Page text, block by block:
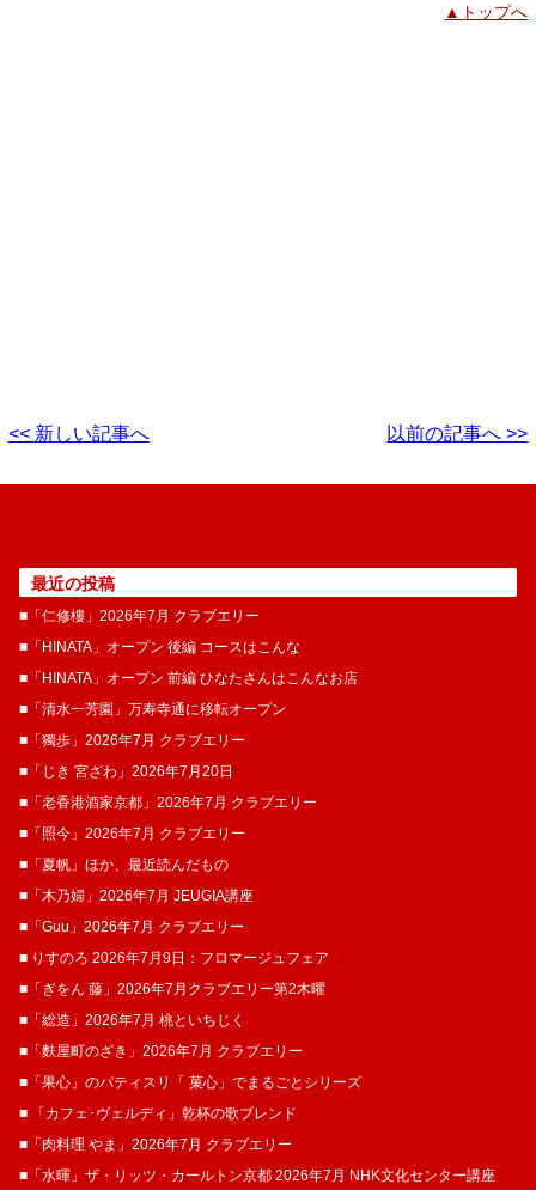
▲トップへ
<< 新しい記事へ 以前の記事へ >>
最近の投稿
■「仁修樓」2026年7月 クラブエリー
■「HINATA」オープン 後編 コースはこんな
■「HINATA」オープン 前編 ひなたさんはこんなお店
■「清水一芳園」万寿寺通に移転オープン
■「獨歩」2026年7月 クラブエリー
■「じき 宮ざわ」2026年7月20日
■「老香港酒家京都」2026年7月 クラブエリー
■「照今」2026年7月 クラブエリー
■「夏帆」ほか、最近読んだもの
■「木乃婦」2026年7月 JEUGIA講座
■「Guu」2026年7月 クラブエリー
■ りすのろ 2026年7月9日：フロマージュフェア
■「ぎをん 藤」2026年7月クラブエリー第2木曜
■「総造」2026年7月 桃といちじく
■「麩屋町のざき」2026年7月 クラブエリー
■「果心」のパティスリ「 菓​心」でまるごとシリーズ
■ 「カフェ･ヴェルディ」乾杯の歌ブレンド
■「肉料理 やま」2026年7月 クラブエリー
■「水暉」ザ・リッツ・カールトン京都 2026年7月 NHK文化センター講座